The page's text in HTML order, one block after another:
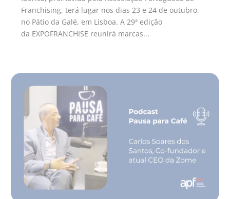
Franchising, terá lugar nos dias 23 e 24 de outubro,
no Pátio da Galé, em Lisboa. A 29ª edição
da EXPOFRANCHISE reunirá marcas...